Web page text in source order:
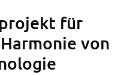
für
von